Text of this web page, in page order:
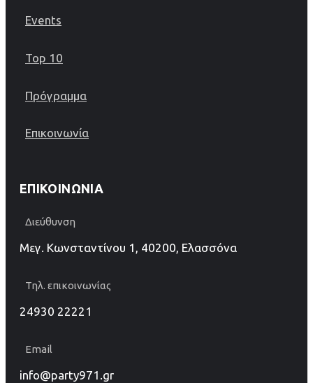
Events
Top 10
Πρόγραμμα
Επικοινωνία
ΕΠΙΚΟΙΝΩΝΊΑ
Διεύθυνση
Μεγ. Κωνσταντίνου 1, 40200, Ελασσόνα
Τηλ. επικοινωνίας
24930 22221
Email
info@party971.gr